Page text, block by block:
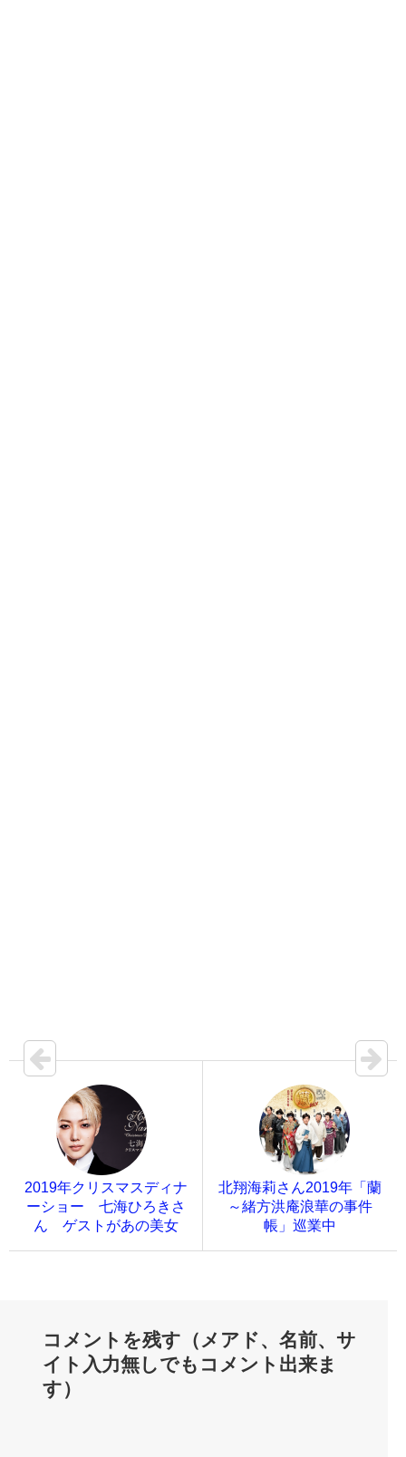
2019年クリスマスディナ
ーショー 七海ひろきさ
ん ゲストがあの美女
北翔海莉さん2019年「蘭
～緒方洪庵浪華の事件
帳」巡業中
コメントを残す（メアド、名前、サ
イト入力無しでもコメント出来ま
す）